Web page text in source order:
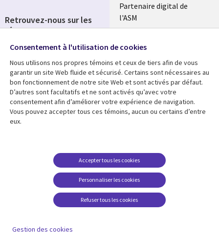
Partenaire digital de
l'ASM
Fusions
Ressources
Library
Links
Articles
Blog
Support
Legal
Accessibilité
conditions juridiques
FAQ Carrières
Centre de gestion des
témoins
Retrouvez-nous sur les
réseaux
Social
Media
FRANCE
Consentement à l'utilisation de cookies
Nous utilisons nos propres témoins et ceux de tiers afin de vous
garantir un site Web fluide et sécurisé. Certains sont nécessaires au
bon fonctionnement de notre site Web et sont activés par défaut.
D’autres sont facultatifs et ne sont activés qu’avec votre
consentement afin d’améliorer votre expérience de navigation.
Vous pouvez accepter tous ces témoins, aucun ou certains d’entre
eux.
Personnaliser les cookies
Accepter tous les cookies
Refuser tous les cookies
Gestion des cookies